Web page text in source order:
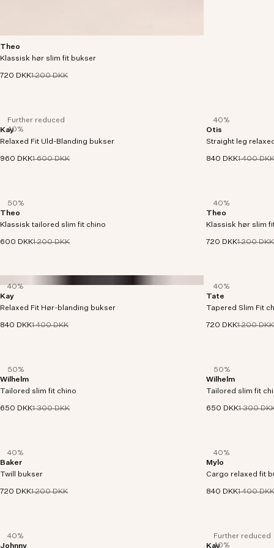
Theo
Klassisk hør slim fit bukser
720 DKK1 200 DKK
Stilfulde dressbukser i et slim fit med tapered leg.
Fremstillet i et 260 g/m2 europæisk hørstof.
Further reduced
40%
Kay
Relaxed Fit Uld-Blanding bukser
960 DKK1 600 DKK
Bukser i relaxed fit i en vaskbar uldblanding med
et let, draperende fald.
40%
Otis
Straight leg
840 DKK1 400 DKK
Femlommers
økologisk
50%
Theo
Klassisk tailored slim fit chino
600 DKK1 200 DKK
Slim tailored chino med tapered leg fremstillet i en
260 g/m² blød økologisk bomuldsblanding.
40%
Theo
Klassisk hør slim
720 DKK1 200 DKK
Stilfulde
Fremstillet i et
40%
Kay
Relaxed Fit Hør-blanding bukser
840 DKK1 400 DKK
Plisserede bukser med presfolder i relaxed fit.
Designet med elastisk talje for ultimativ komfort.
40%
Tate
Tapered Slim Fit
720 DKK1 200 DKK
Chinos i slim fit
sprød bomulds-
50%
Wilhelm
Tailored slim fit chino
650 DKK1 300 DKK
Slim fit chino med tapered leg, fremstillet af
robust 305 g/m2, tekstilfarvet økologisk bomuld.
50%
Wilhelm
Tailored slim fit
650 DKK1 300
Slim fit chino med
robust 305 g/m2,
40%
Baker
Twill bukser
720 DKK1 200 DKK
Twillbukser skåret med tapered leg og i en let
bomuldsblanding på 230 g/m² med et strejf af
40%
Mylo
Cargo relaxed fit
840 DKK1 400 DKK
Regular-fit
g/m² økologisk
40%
Johnny
Further reduced
40%
Kay